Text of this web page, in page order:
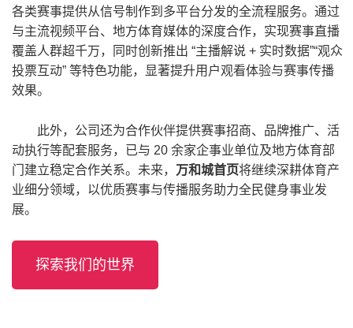
各类赛事提供从信号制作到多平台分发的全流程服务。通过
与主流视频平台、地方体育媒体的深度合作，实现赛事直播
覆盖人群超千万，同时创新推出 “主播解说 + 实时数据”“观众
投票互动” 等特色功能，显著提升用户观看体验与赛事传播
效果。
此外，公司还为合作伙伴提供赛事招商、品牌推广、活
动执行等配套服务，已与 20 余家企事业单位及地方体育部
门建立稳定合作关系。未来， 万和城首页将继续深耕体育产
业细分领域，以优质赛事与传播服务助力全民健身事业发
展。
探索我们的世界